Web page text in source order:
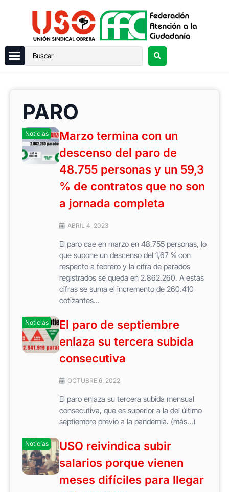
PARO
Noticias
Marzo termina con un
descenso del paro de
48.755 personas y un 59,3
% de contratos que no son
a jornada completa
ABRIL 4, 2023
El paro cae en marzo en 48.755 personas, lo
que supone un descenso del 1,67 % con
respecto a febrero y la cifra de parados
registrados se queda en 2.862.260. A estas
cifras se suma el incremento de 260.410
cotizantes...
Noticias
El paro de septiembre
enlaza su tercera subida
consecutiva
OCTUBRE 6, 2022
El paro enlaza su tercera subida mensual
consecutiva, que es superior a la del último
septiembre previo a la pandemia. (más…)
Noticias
USO reivindica subir
salarios porque vienen
meses difíciles para llegar